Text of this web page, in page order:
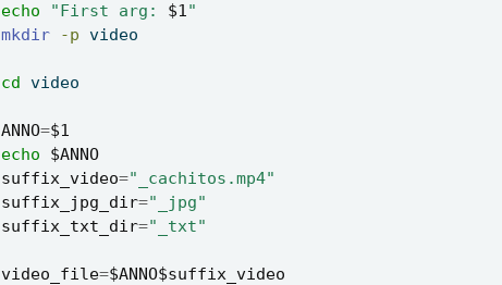
echo "First arg: $1 "
mkdir
-p video
cd video
ANNO=$1
echo
$ANNO
suffix_video="_cachitos.mp4"
suffix_jpg_dir="_jpg"
suffix_txt_dir="_txt"
video_file=$ANNO$suffix_video